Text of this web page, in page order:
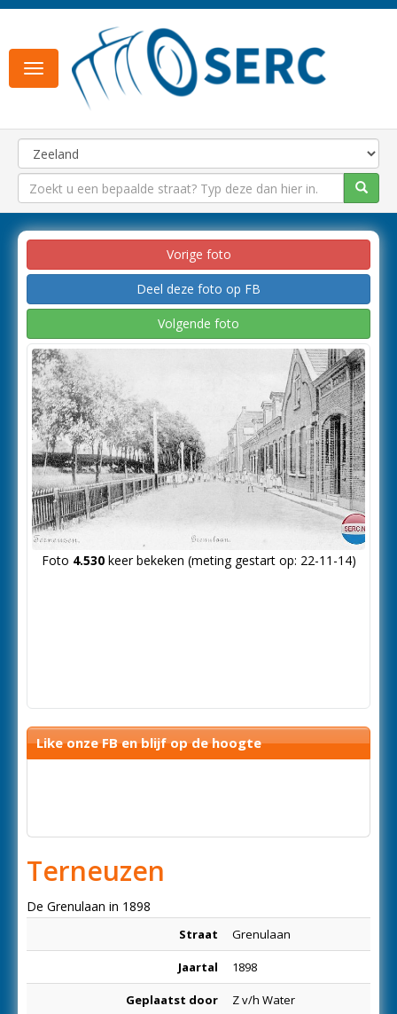
Toggle
navigation
Vorige foto
Deel deze foto op FB
Volgende foto
Foto 4.530keer bekeken (meting gestart op: 22-11-14)
Like onze FB en blijf op de hoogte
Terneuzen
De Grenulaan in 1898
Straat Grenulaan
Jaartal 1898
Geplaatst door Z v/h Water